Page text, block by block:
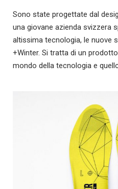
Sono state progettate dal
una giovane azienda svizzera
altissima tecnologia, le nuove
+Winter. Si tratta di un
mondo della tecnologia e